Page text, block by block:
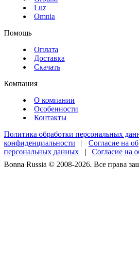
Luz
Omnia
Помощь
Оплата
Доставка
Скачать
Компания
О компании
Особенности
Контакты
Политика обработки персональных
конфиденциальности | Согласие на
персональных данных | Согласие на
Bonna Russia © 2008-2026. Все права